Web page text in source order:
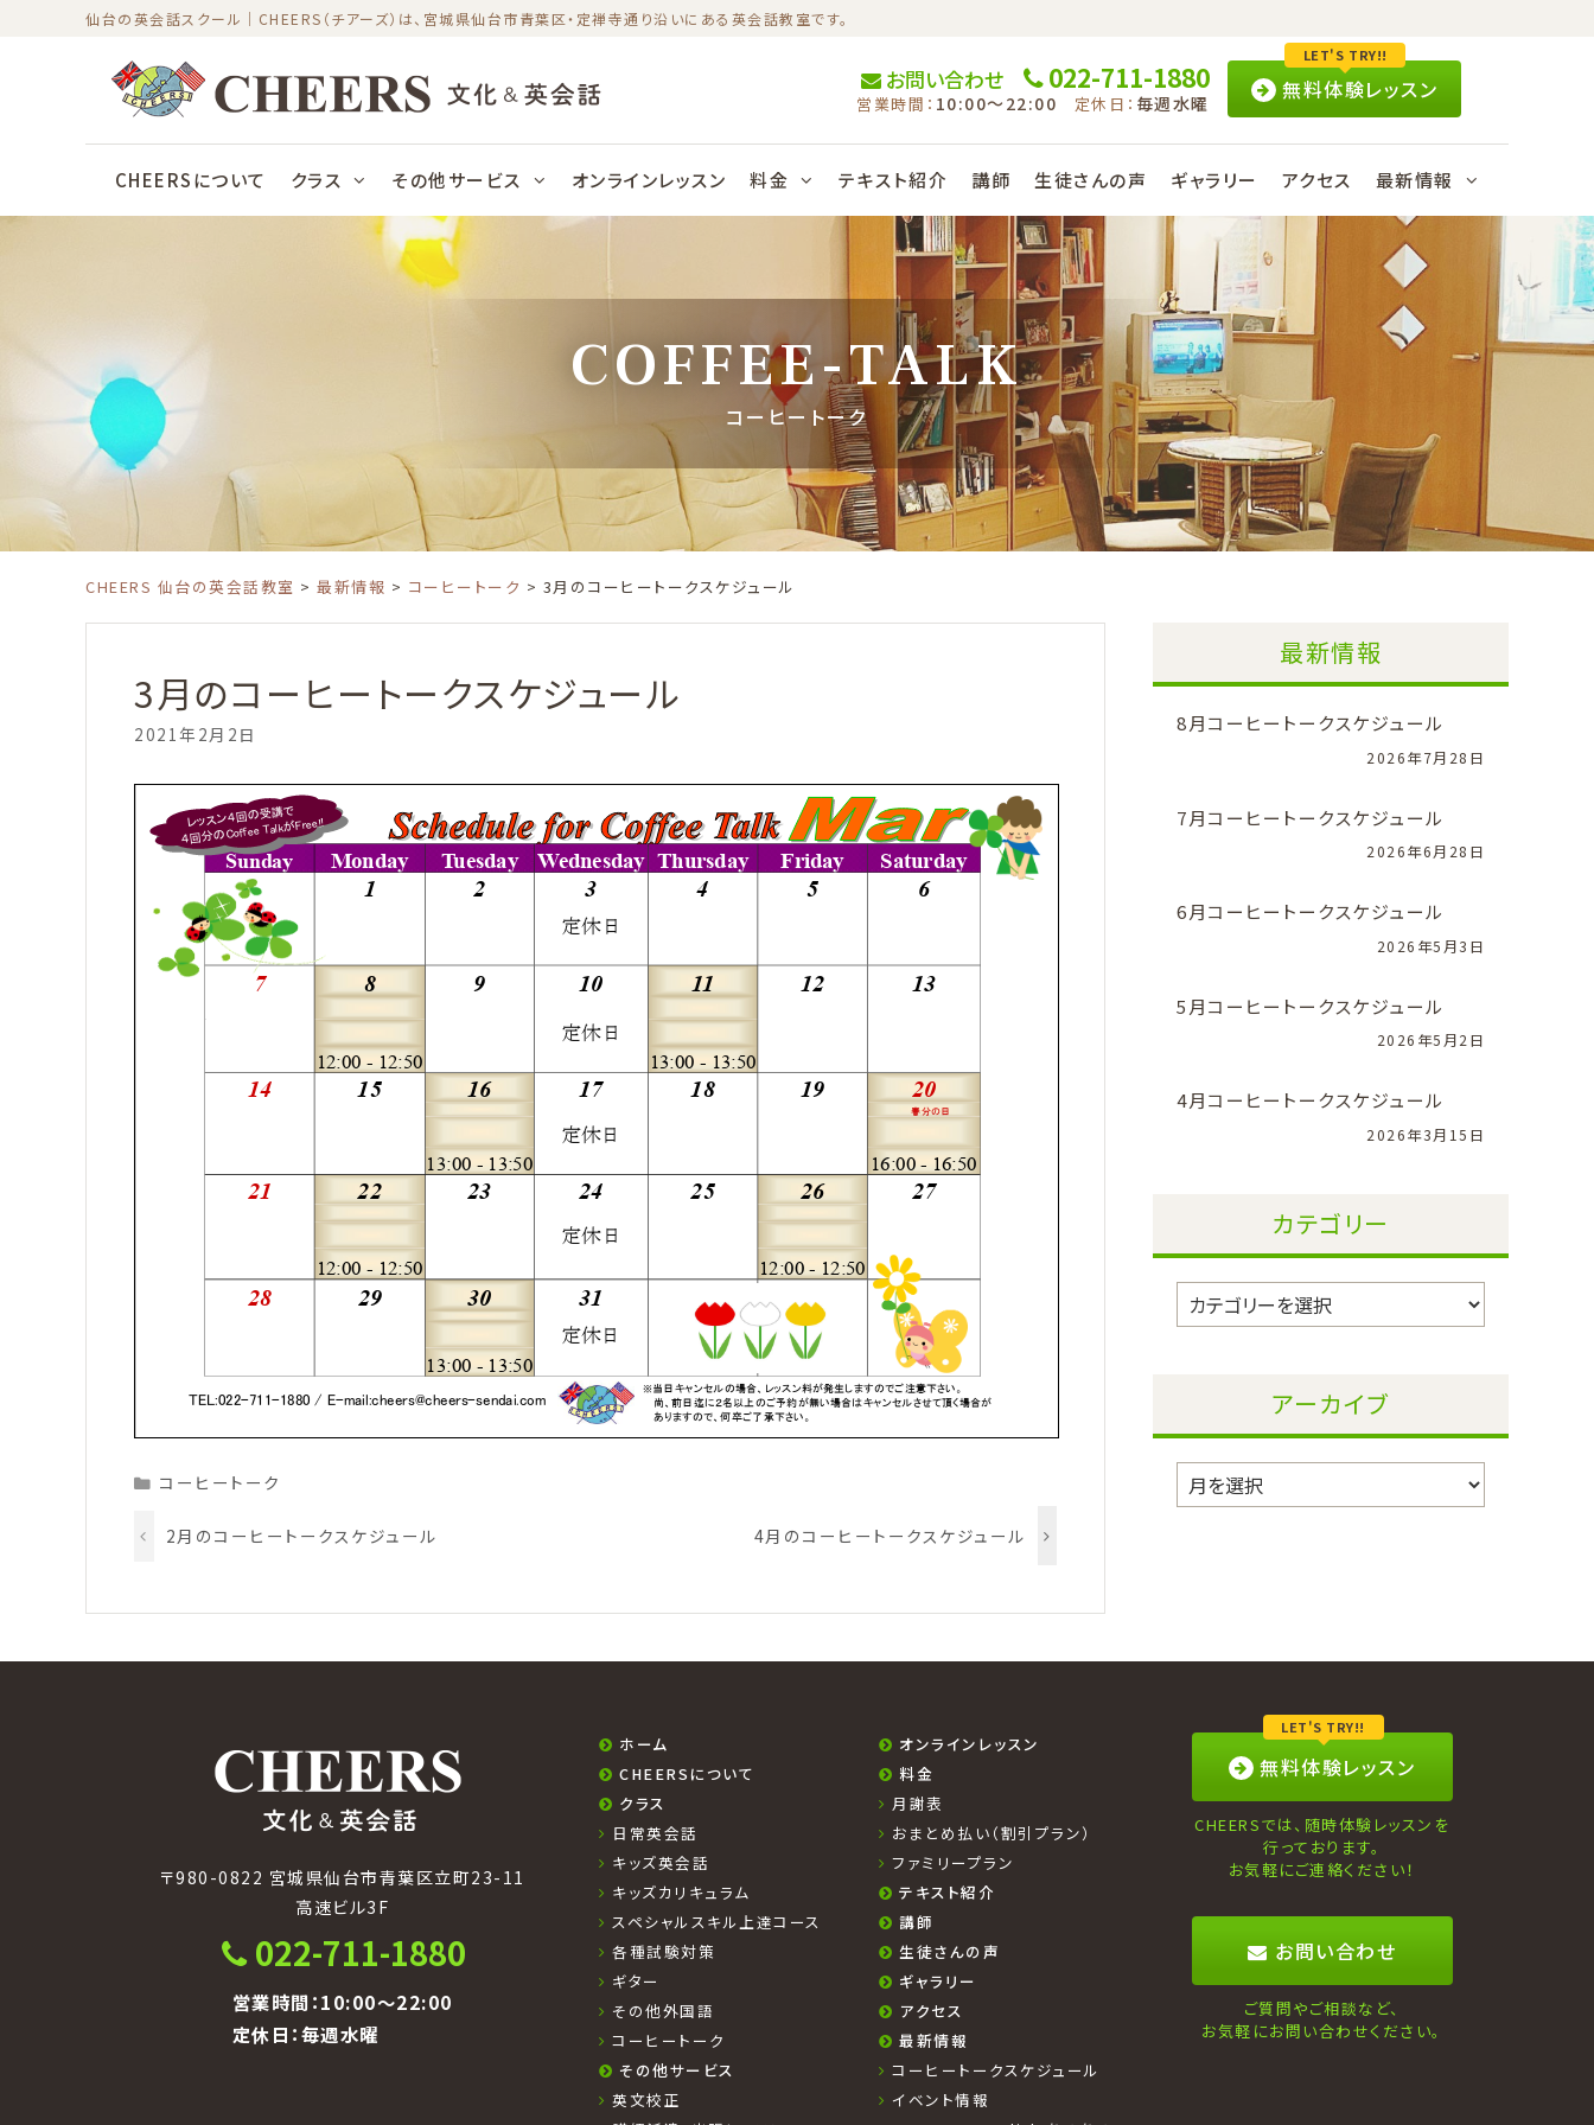
仙台の英会話スクール｜CHEERS（チアーズ）は、宮城県仙台市青葉区・定禅寺通り沿いにある英会話教室です。
お問い合わせ 022-711-1880
営業時間： 10:00〜22:00 定休日： 毎週水曜
LET'S TRY!!
無料体験レッスン
CHEERSについて クラス その他サービス オンラインレッスン 料金 テキスト紹介 講師 生徒さんの声 ギャラリー アクセス 最新情報
COFFEE-TALK
コーヒートーク
CHEERS 仙台の英会話教室 > 最新情報 > コーヒートーク > 3月のコーヒートークスケジュール
3月のコーヒートークスケジュール
2021年2月2日
Categories
コーヒートーク
2月のコーヒートークスケジュール 4月のコーヒートークスケジュール
最新情報
8月コーヒートークスケジュール
2026年7月28日
7月コーヒートークスケジュール
2026年6月28日
6月コーヒートークスケジュール
2026年5月3日
5月コーヒートークスケジュール
2026年5月2日
4月コーヒートークスケジュール
2026年3月15日
カテゴリー
カ
テ
アーカイブ
ア
ー
〒980-0822 宮城県仙台市青葉区立町23-11
高速ビル3F
022-711-1880
営業時間：10:00〜22:00
定休日：毎週水曜
ホーム
CHEERSについて
クラス
日常英会話
キッズ英会話
キッズカリキュラム
スペシャルスキル上達コース
各種試験対策
ギター
その他外国語
コーヒートーク
その他サービス
英文校正
オンラインレッスン
料金
月謝表
おまとめ払い（割引プラン）
ファミリープラン
テキスト紹介
講師
生徒さんの声
ギャラリー
アクセス
最新情報
コーヒートークスケジュール
イベント情報
LET'S TRY!!
無料体験レッスン
CHEERSでは、随時体験レッスンを
行っております。
お気軽にご連絡ください！
お問い合わせ
ご質問やご相談など、
お気軽にお問い合わせください。